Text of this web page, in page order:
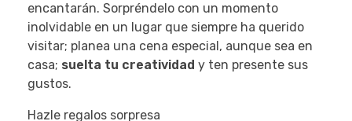
encantarán. Sorpréndelo con un momento
inolvidable en un lugar que siempre ha querido
visitar; planea una cena especial, aunque sea en
casa; suelta tu creatividad y ten presente sus
gustos.
Hazle regalos sorpresa